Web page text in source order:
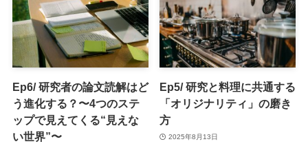
Ep6/ 研究者の論文読解はど
う進化する？〜4つのステ
ップで見えてくる“見えな
い世界”〜
Ep5/ 研究と料理に共通する
「オリジナリティ」の磨き
方
2025年8月13日